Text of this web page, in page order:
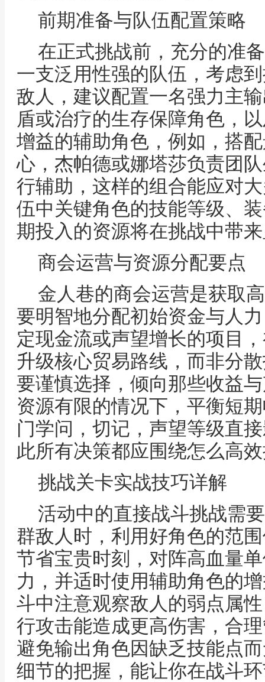
前期准备与队伍配置策略
在正式挑战前，充分的准
一支泛用性强的队伍，考虑
敌人，建议配置一名强力主
盾或治疗的生存保障角色，
增益的辅助角色，例如，搭
心，杰帕德或娜塔莎负责团
行辅助，这样的组合能应对
伍中关键角色的技能等级、
期投入的资源将在挑战中带
商会运营与资源分配要点
金人巷的商会运营是获取
要明智地分配初始资金与人
定现金流或声望增长的项目
升级核心贸易路线，而非分
要谨慎选择，倾向那些收益
资源有限的情况下，平衡短
门学问，切记，声望等级直
此所有决策都应围绕怎么高
挑战关卡实战技巧详解
活动中的直接战斗挑战需
群敌人时，利用好角色的范
节省宝贵时刻，对阵高血量
力，并适时使用辅助角色的
斗中注意观察敌人的弱点属
行攻击能造成更高伤害，合
避免输出角色因缺乏技能点
细节的把握，能让你在战斗